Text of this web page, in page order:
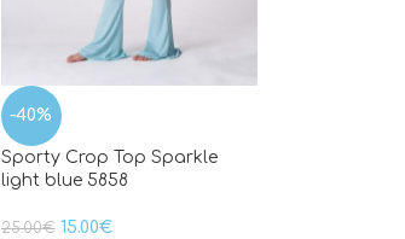
-40%
Sporty Crop Top Sparkle
light blue 5858
25.00€ 15.00€